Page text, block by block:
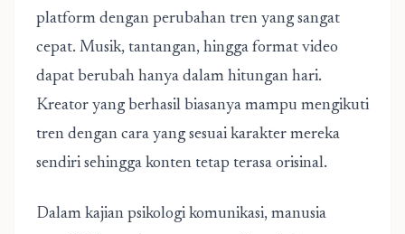
platform dengan perubahan tren yang sangat
cepat. Musik, tantangan, hingga format video
dapat berubah hanya dalam hitungan hari.
Kreator yang berhasil biasanya mampu mengikuti
tren dengan cara yang sesuai karakter mereka
sendiri sehingga konten tetap terasa orisinal.
Dalam kajian psikologi komunikasi, manusia